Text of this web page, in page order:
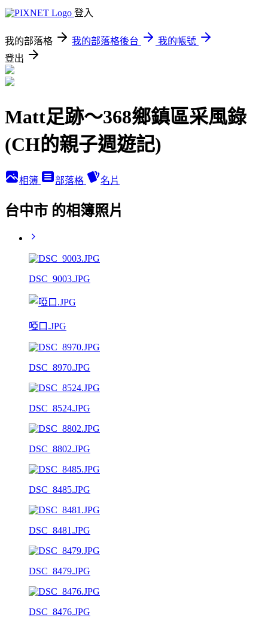
登入
我的部落格 我的部落格後台
我的帳號
登出
Matt足跡～368鄉鎮區采風錄
(CH的親子週遊記)
相簿 部落格 名片
台中市 的相簿照片
DSC_9003.JPG
啞口.JPG
DSC_8970.JPG
DSC_8524.JPG
DSC_8802.JPG
DSC_8485.JPG
DSC_8481.JPG
DSC_8479.JPG
DSC_8476.JPG